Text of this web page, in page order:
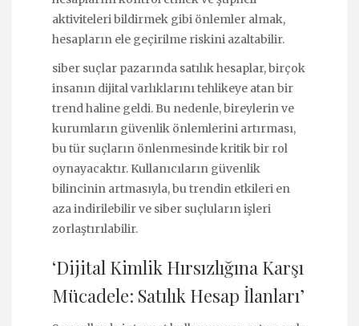
aktiviteleri bildirmek gibi önlemler almak,
hesapların ele geçirilme riskini azaltabilir.
siber suçlar pazarında satılık hesaplar, birçok
insanın dijital varlıklarını tehlikeye atan bir
trend haline geldi. Bu nedenle, bireylerin ve
kurumların güvenlik önlemlerini artırması,
bu tür suçların önlenmesinde kritik bir rol
oynayacaktır. Kullanıcıların güvenlik
bilincinin artmasıyla, bu trendin etkileri en
aza indirilebilir ve siber suçluların işleri
zorlaştırılabilir.
‘Dijital Kimlik Hırsızlığına Karşı
Mücadele: Satılık Hesap İlanları’